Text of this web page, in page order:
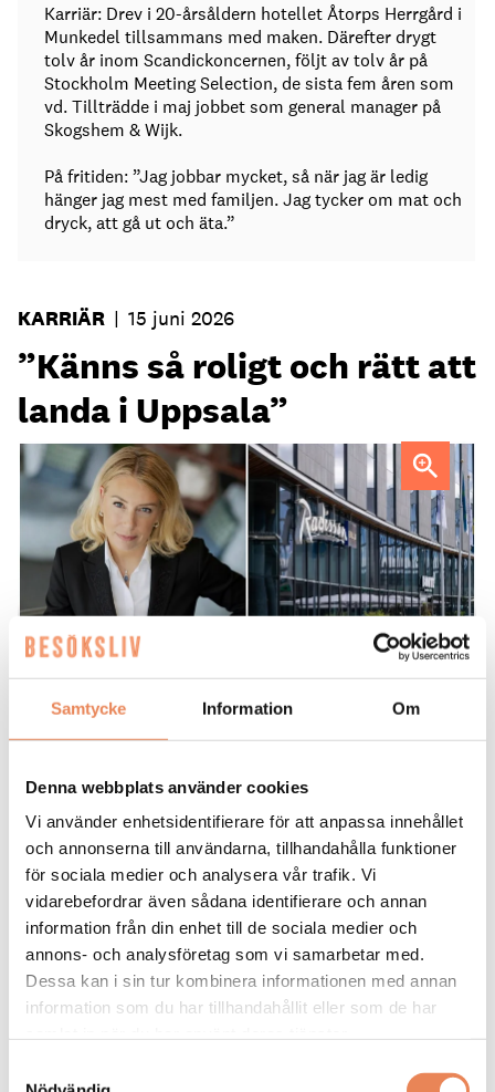
Samtycke Information Om
Denna webbplats använder cookies
Vi använder enhetsidentifierare för att anpassa innehållet
och annonserna till användarna, tillhandahålla funktioner
för sociala medier och analysera vår trafik. Vi
vidarebefordrar även sådana identifierare och annan
information från din enhet till de sociala medier och
annons- och analysföretag som vi samarbetar med.
Dessa kan i sin tur kombinera informationen med annan
information som du har tillhandahållit eller som de har
Karriär: Drev i 20-årsåldern hotellet Åtorps Herrgård i
Munkedel tillsammans med maken. Därefter drygt
tolv år inom Scandickoncernen, följt av tolv år på
Stockholm Meeting Selection, de sista fem åren som
vd. Tillträdde i maj jobbet som general manager på
Skogshem & Wijk.
På fritiden: ”Jag jobbar mycket, så när jag är ledig
hänger jag mest med familjen. Jag tycker om mat och
dryck, att gå ut och äta.”
KARRIÄR | 15 juni 2026
”Känns så roligt och rätt att
landa i Uppsala”
Maria Tallén
KARRIÄR. Efter sju år på Clarion Hotel
Tallén att ta sig an ett nytt uppdrag.
Sedan 1 juni är hon vd för Radisson Blu
Hotel i Uppsala.
Grattis till nya jobbet!
– Tack snälla.
Berätta lite om din bakgrund.
– Jag har jobbat inom Winn i 20 år och haft
Gävle var jag på Quality Hotel Winn i Haninge